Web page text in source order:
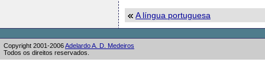
A língua portuguesa
Copyright 2001-2006Adelardo A. D. Medeiros
Todos os direitos reservados.